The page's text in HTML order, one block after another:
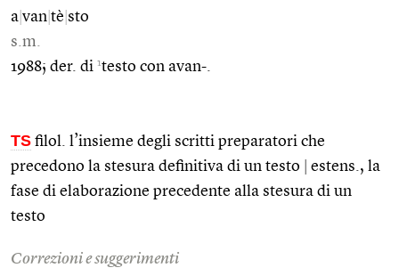
a van tè sto
s.m.
1988; der. di 1testo con avan-.
TS filol. l’insieme degli scritti preparatori che
precedono la stesura definitiva di un testo
estens., la
fase di elaborazione precedente alla stesura di un
testo
Correzioni e suggerimenti